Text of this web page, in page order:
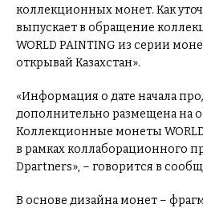
коллекционных монет. Как
выпускает в обращение
WORLD PAINTING из серии
открывай Казахстан».
«Информация о дате начала
дополнительно размещена на
Коллекционные монеты
в рамках коллаборационного
Dpartners», – говорится в
В основе дизайна монет –